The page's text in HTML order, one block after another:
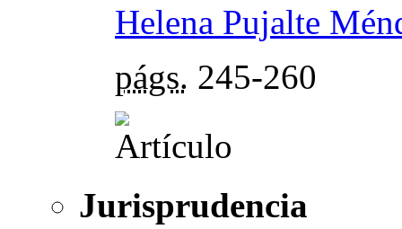
Helena Pujalte
págs. 245-260
Jurisprudencia